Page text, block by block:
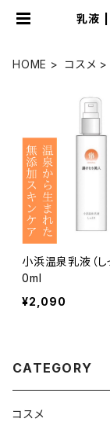
乳液 |
HOME コスメ
小浜温泉乳液（し
0ml
¥2,090
CATEGORY
コスメ